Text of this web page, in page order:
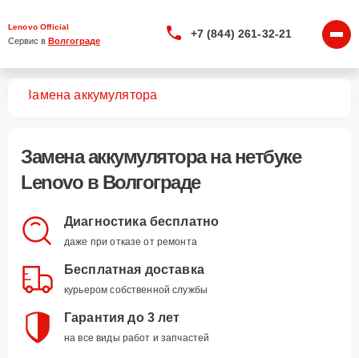
Lenovo Official
Сервис в Волгограде
+7 (844) 261-32-21
Замена аккумулятора
Замена аккумуляторана нетбуке
Lenovo в Волгограде
Диагностика бесплатно
даже при отказе от ремонта
Бесплатная доставка
курьером собственной службы
Гарантия до 3 лет
на все виды работ и запчастей